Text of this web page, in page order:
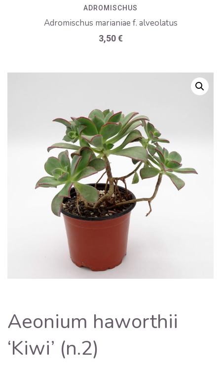
ADROMISCHUS
Adromischus marianiae f. alveolatus
3,50€
Aeonium haworthii
‘Kiwi’ (n.2)